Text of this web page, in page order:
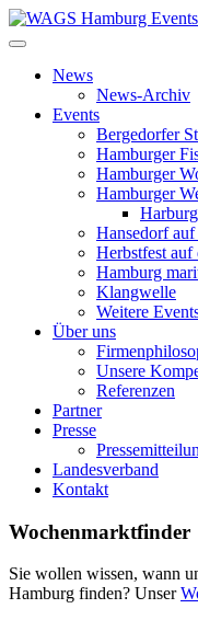
News
News-Archiv
Events
Bergedorfer
Hamburger
Hamburger
Hamburger
Harburg
Hansedorf
Herbstfest auf
Hamburg
Klangwelle
Weitere
Über uns
Unsere
Referenzen
Partner
Presse
Landesverband
Kontakt
Wochenmarktfinder
Sie wollen wissen, wann
Hamburg finden? Unser